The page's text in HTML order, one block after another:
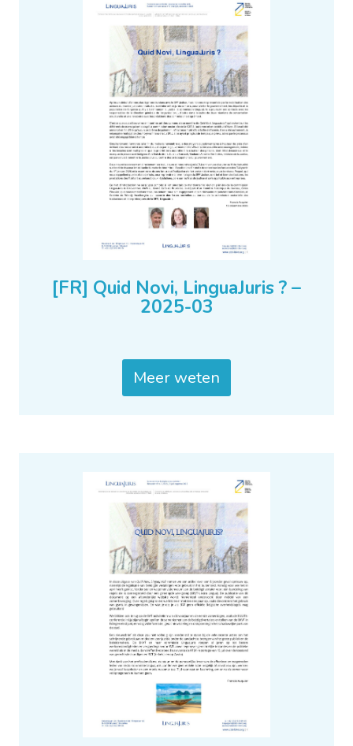
[FR] Quid Novi, LinguaJuris ? –
2025-03
Meer weten